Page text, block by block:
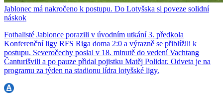
Jablonec má nakročeno k postupu. Do Lotyšska si poveze solidní
náskok
Fotbalisté Jablonce porazili v úvodním utkání 3. předkola
Konferenční ligy RFS Riga doma 2:0 a výrazně se přiblížili k
postupu. Severočechy poslal v 18. minutě do vedení Vachtang
Čanturišvili a po pauze přidal pojistku Matěj Polidar. Odveta je na
programu za týden na stadionu lídra lotyšské ligy.